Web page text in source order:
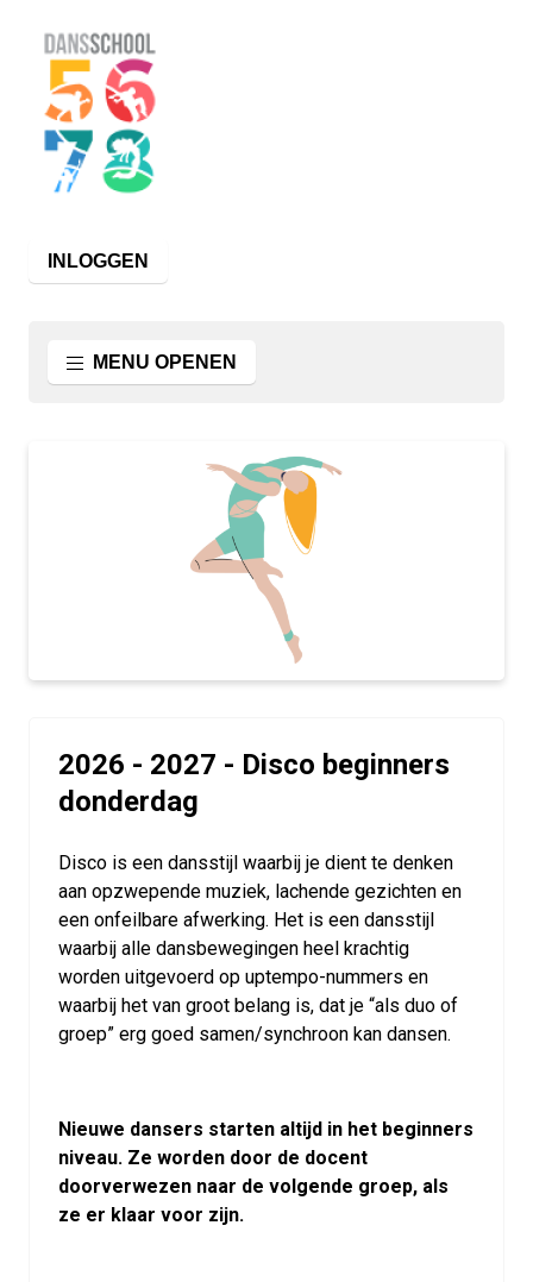
INLOGGEN
MENU OPENEN
2026 - 2027 - Disco beginners
donderdag
Disco is een dansstijl waarbij je dient te denken
aan opzwepende muziek, lachende gezichten en
een onfeilbare afwerking. Het is een dansstijl
waarbij alle dansbewegingen heel krachtig
worden uitgevoerd op uptempo-nummers en
waarbij het van groot belang is, dat je “als duo of
groep” erg goed samen/synchroon kan dansen.
Nieuwe dansers starten altijd in het beginners
niveau. Ze worden door de docent
doorverwezen naar de volgende groep, als
ze er klaar voor zijn.